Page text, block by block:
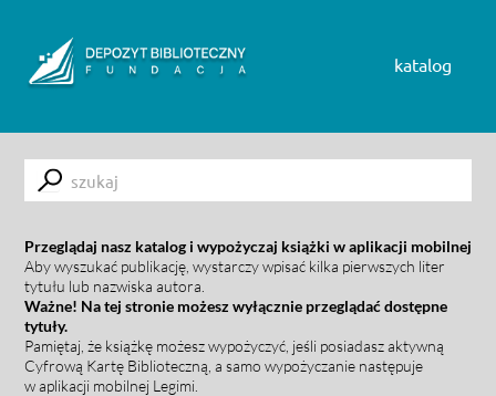
katalog
Submit
Przeglądaj nasz katalog i wypożyczaj książki w aplikacji mobilnej
Aby wyszukać publikację, wystarczy wpisać kilka pierwszych liter
tytułu lub nazwiska autora.
Ważne! Na tej stronie możesz wyłącznie przeglądać dostępne
tytuły.
Pamiętaj, że książkę możesz wypożyczyć, jeśli posiadasz aktywną
Cyfrową Kartę Biblioteczną, a samo wypożyczanie następuje
w aplikacji mobilnej Legimi.